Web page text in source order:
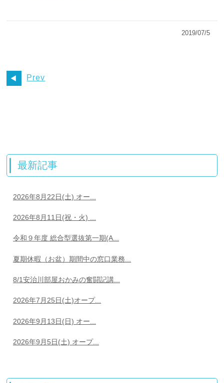
2019/07/5
Prev
最新記事
2026年8月22日(土) オー...
2026年8月11日(祝・火) ...
令和９年度 総合型選抜第一期(A...
夏期休暇（お盆）期間中の窓口業務...
8/1安治川部屋おかみの奮闘記講...
2026年7月25日(土)オープ...
2026年9月13日(日) オー...
2026年9月5日(土) オープ...